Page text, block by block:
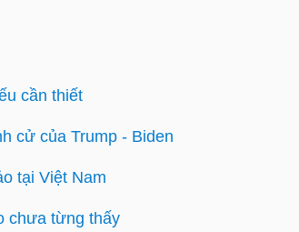
cần thiết
cử của Trump - Biden
tại Việt Nam
chưa từng thấy